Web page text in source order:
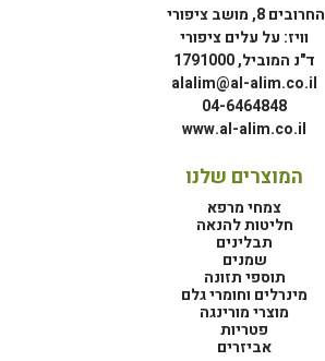
החרובים 8, מושב ציפורי
וויז: על עלים ציפורי
ד"נ המוביל, 1791000
alalim@al-alim.co.il
04-6464848
www.al-alim.co.il
המוצרים שלנו
צמחי מרפא
חליטות להנאה
תבלינים
שמנים
תוספי תזונה
מינרלים וחומרי גלם
מוצרי מורינגה
פטריות
אביזרים